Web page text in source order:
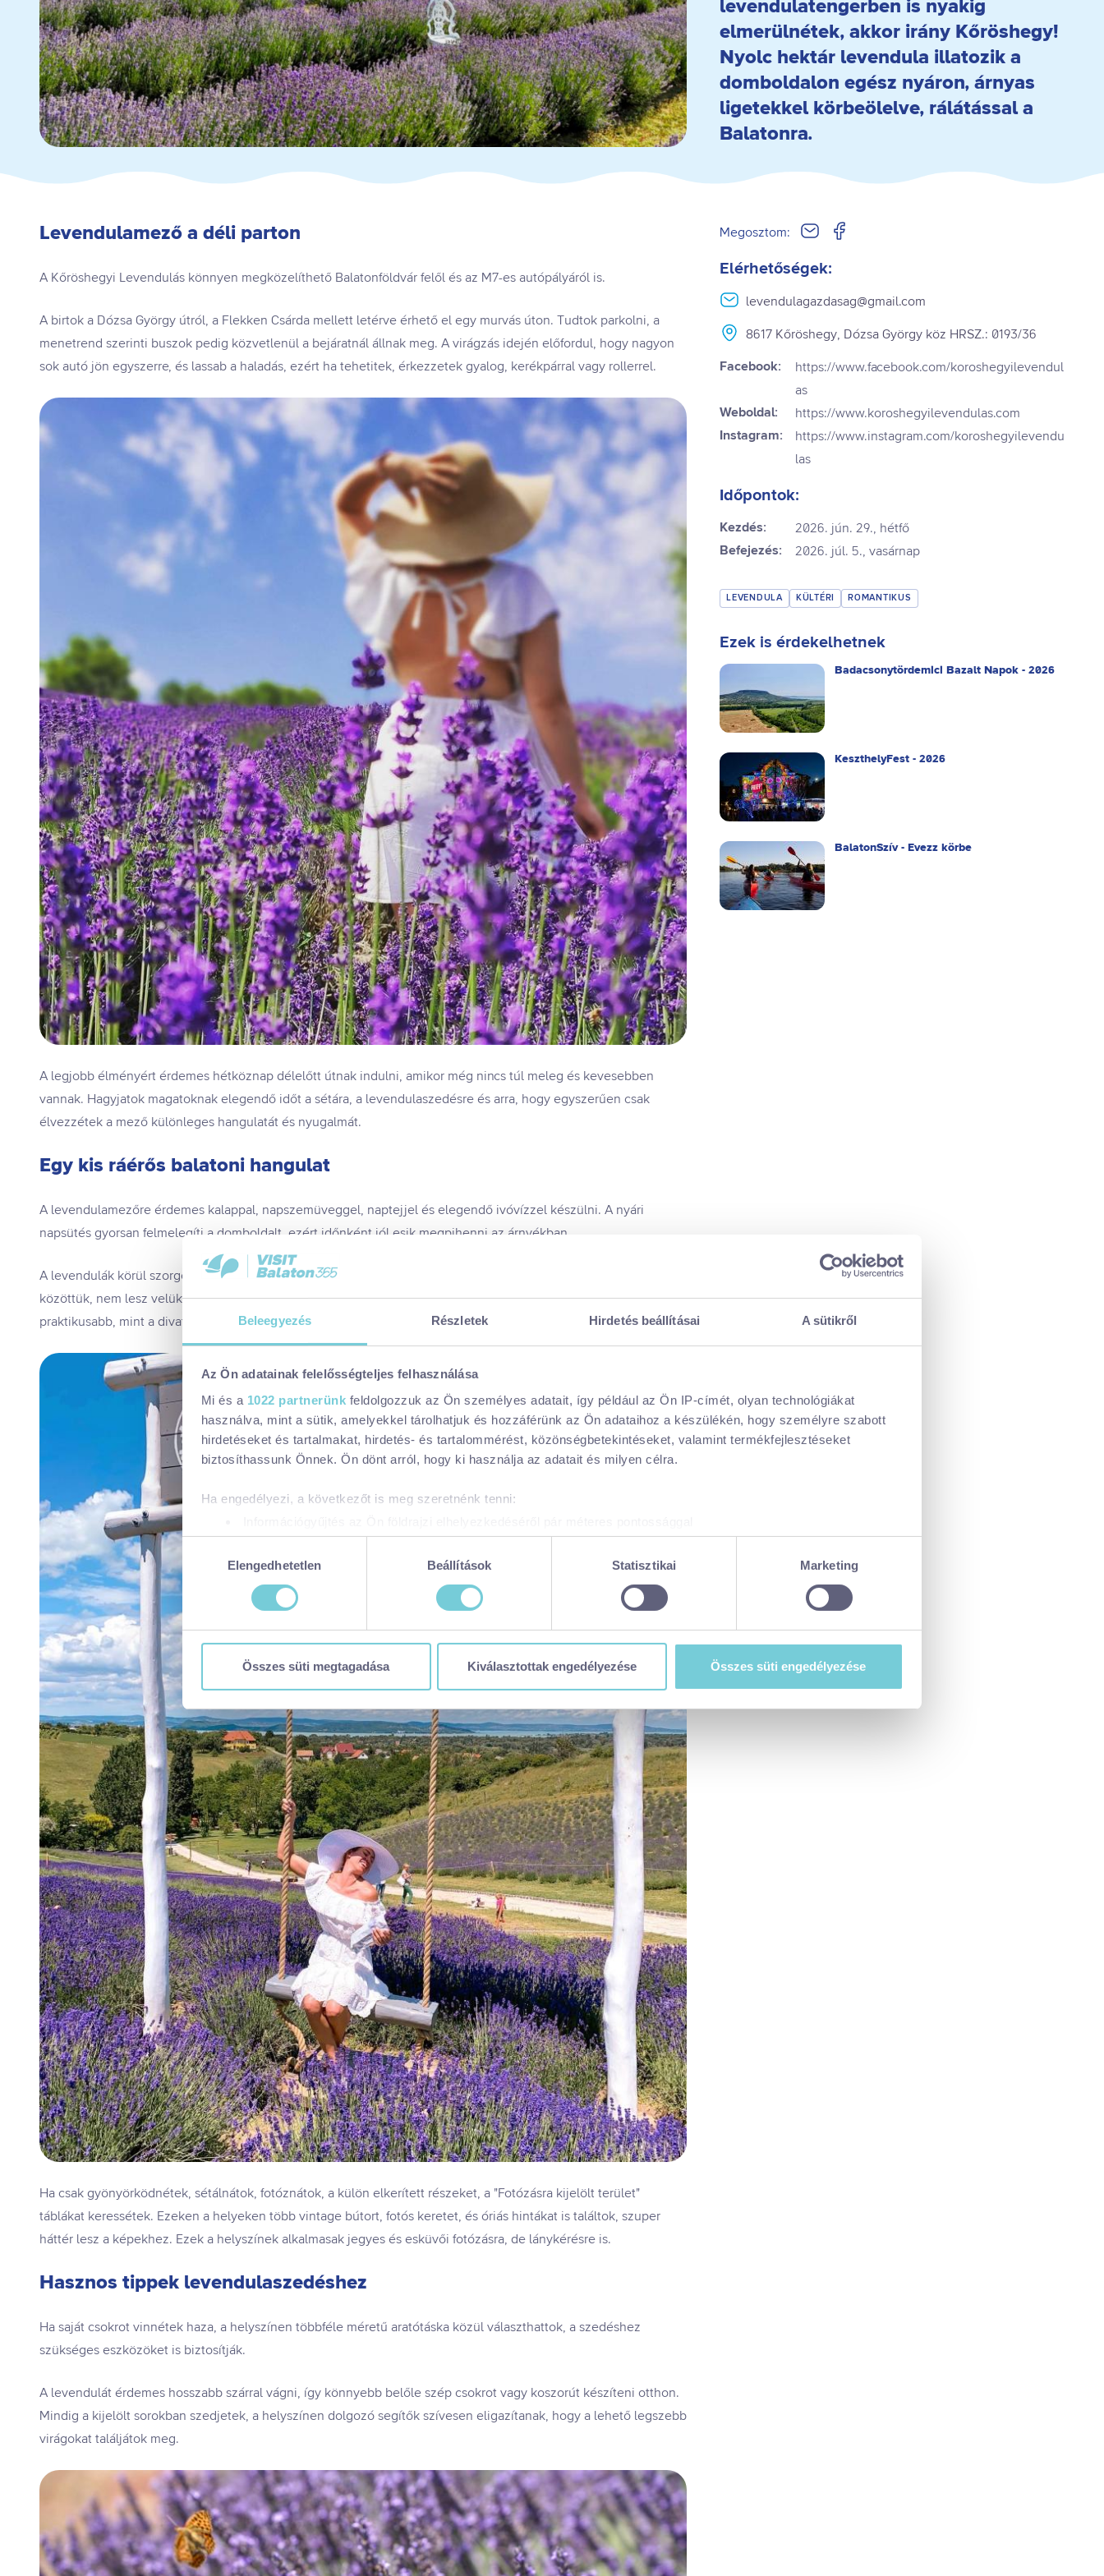
Beleegyezés Részletek Hirdetés beállításai A sütikről
Az Ön adatainak felelősségteljes felhasználása
Mi és a 1022 partnerünk feldolgozzuk az Ön személyes adatait, így például az Ön IP-címét, olyan technológiákat
használva, mint a sütik, amelyekkel tárolhatjuk és hozzáférünk az Ön adataihoz a készülékén, hogy személyre szabott
hirdetéseket és tartalmakat, hirdetés- és tartalommérést, közönségbetekintéseket, valamint termékfejlesztéseket
biztosíthassunk Önnek. Ön dönt arról, hogy ki használja az adatait és milyen célra.
Ha engedélyezi, a következőt is meg szeretnénk tenni:
Az Ön készülékén beazonosítása annak konkrét tulajdonságainak (ujjlenyomat) aktív ellenőrzésével
Tudjon meg többet személyes adatainak feldolgozási módjairól és adja meg preferenciáit a
Részletek pontban. Bármikor
módosíthatja vagy visszavonhatja a Sütinyilatkozathoz való hozzájárulását.
biztonságos böngészés mellett a legjobb felhasználói élményt nyújtsa. Ha bővebb információkat szeretne e sütik
használatáról és arról, hogyan módosíthatja a beállításokat, kattintson ide a részeletes süti
Kiválasztottak engedélyezése
Összes süti engedélyezése
Összes süti visszautasítása
Ön a hozzájárulását bármikor visszavonhatja a weboldal ezen sütikezelési felületén keresztül. A hozzájárulás
visszavonása nem érinti a hozzájáruláson alapuló, a visszavonás előtti adatkezelés jogszerűségét.
kiválasztásaElengedhetetlen Beállítások Statisztikai Marketing
Összes süti megtagadása Kiválasztottak engedélyezése Összes süti engedélyezése
levendulatengerben is nyakig
elmerülnétek, akkor irány Kőröshegy!
Nyolc hektár levendula illatozik a
domboldalon egész nyáron, árnyas
ligetekkel körbeölelve, rálátással a
Balatonra.
Levendulamező a déli parton
A Kőröshegyi Levendulás könnyen megközelíthető Balatonföldvár felől és az M7-es autópályáról is.
A birtok a Dózsa György útról, a Flekken Csárda mellett letérve érhető el egy murvás úton. Tudtok parkolni, a
menetrend szerinti buszok pedig közvetlenül a bejáratnál állnak meg. A virágzás idején előfordul, hogy nagyon
sok autó jön egyszerre, és lassab a haladás, ezért ha tehetitek, érkezzetek gyalog, kerékpárral vagy rollerrel.
A legjobb élményért érdemes hétköznap délelőtt útnak indulni, amikor még nincs túl meleg és kevesebben
vannak. Hagyjatok magatoknak elegendő időt a sétára, a levendulaszedésre és arra, hogy egyszerűen csak
élvezzétek a mező különleges hangulatát és nyugalmát.
Egy kis ráérős balatoni hangulat
A levendulamezőre érdemes kalappal, napszemüveggel, naptejjel és elegendő ivóvízzel készülni. A nyári
napsütés gyorsan felmelegíti a domboldalt, ezért időnként jól esik megpihenni az árnyékban.
A levendulák körül szorgoskodó méhek és más beporzók a virágokat keresik, így ha nyugodtan mozogtok
közöttük, nem lesz velük semmi gond. A sétához válasszatok kényelmes cipőt, a dimbes-dombos terepen sokkal
praktikusabb, mint a divatosabb darabok, a fotókhoz pedig ráértek később elővenni az extra kellékeket.
Ha csak gyönyörködnétek, sétálnátok, fotóznátok, a külön elkerített részeket, a "Fotózásra kijelölt terület"
táblákat keressétek. Ezeken a helyeken több vintage bútort, fotós keretet, és óriás hintákat is találtok, szuper
háttér lesz a képekhez. Ezek a helyszínek alkalmasak jegyes és esküvői fotózásra, de lánykérésre is.
Hasznos tippek levendulaszedéshez
Ha saját csokrot vinnétek haza, a helyszínen többféle méretű aratótáska közül választhattok, a szedéshez
szükséges eszközöket is biztosítják.
A levendulát érdemes hosszabb szárral vágni, így könnyebb belőle szép csokrot vagy koszorút készíteni otthon.
Mindig a kijelölt sorokban szedjetek, a helyszínen dolgozó segítők szívesen eligazítanak, hogy a lehető legszebb
virágokat találjátok meg.
Megosztom:
Elérhetőségek:
levendulagazdasag@gmail.com
8617 Kőröshegy, Dózsa György köz HRSZ.: 0193/36
Facebook:
https://www.facebook.com/koroshegyilevendul
as
Weboldal: https://www.koroshegyilevendulas.com
Instagram:
https://www.instagram.com/koroshegyilevendu
las
Időpontok:
Kezdés: 2026. jún. 29., hétfő
Befejezés: 2026. júl. 5., vasárnap
LEVENDULA KÜLTÉRI ROMANTIKUS
Ezek is érdekelhetnek
Badacsonytördemici Bazalt Napok - 2026
KeszthelyFest - 2026
BalatonSzív - Evezz körbe